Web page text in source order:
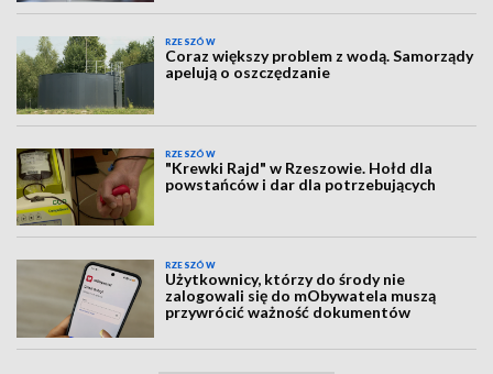
RZESZÓW
Coraz większy problem z wodą. Samorządy
apelują o oszczędzanie
RZESZÓW
"Krewki Rajd" w Rzeszowie. Hołd dla
powstańców i dar dla potrzebujących
RZESZÓW
Użytkownicy, którzy do środy nie
zalogowali się do mObywatela muszą
przywrócić ważność dokumentów